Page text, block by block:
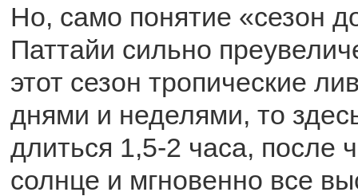
Но, само понятие «сезон
Паттайи сильно
этот сезон тропические
днями и неделями, то
длиться 1,5-2 часа, после
солнце и мгновенно все